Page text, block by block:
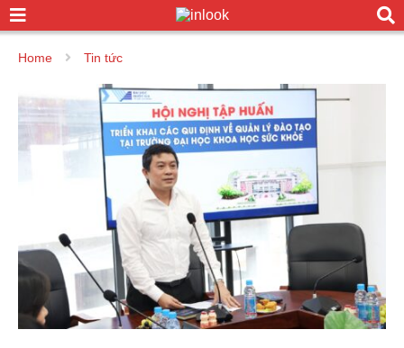
Home Tin tức